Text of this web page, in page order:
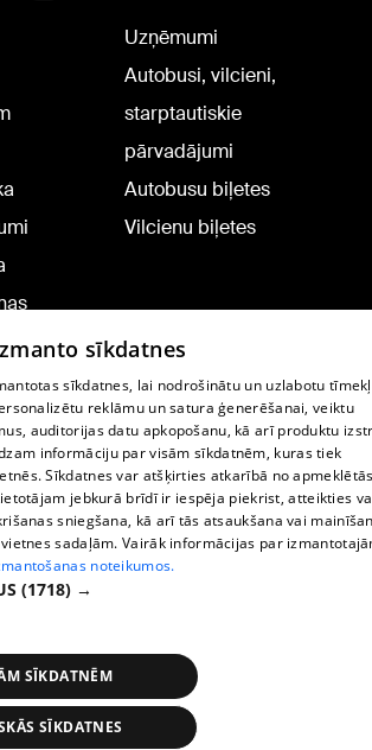
Uzņēmumi
Autobusi, vilcieni,
starptautiskie
pārvadājumi
Autobusu biļetes
Vilcienu biļetes
e-pasts -
sīkdatnes
sīkdatnes, lai nodrošinātu un uzlabotu
reklāmu un satura ģenerēšanai, veiktu
auditorijas datu apkopošanu, kā arī produktu
informāciju par visām sīkdatnēm, kuras tiek
Sīkdatnes var atšķirties atkarībā no
jebkurā brīdī ir iespēja piekrist, atteikties
sniegšana, kā arī tās atsaukšana vai
sadaļām. Vairāk informācijas par
noteikumos.
(1718) →
SĪKDATNĒM
SĪKDATNES